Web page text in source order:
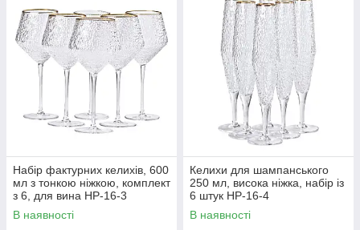
Набір фактурних келихів, 600
мл з тонкою ніжкою, комплект
з 6, для вина HP-16-3
В наявності
Келихи для шампанського
250 мл, висока ніжка, набір із
6 штук HP-16-4
В наявності